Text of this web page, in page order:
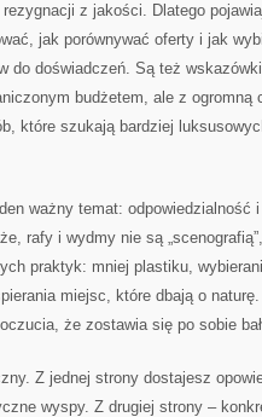
z jakości. Dlatego
jak porównywać oferty i jak
do doświadczeń. Są też
budżetem, ale z
które szukają bardziej
ważny temat: odpowiedzialność
rafy i wydmy nie są
praktyk: mniej plastiku,
miejsc, które dbają o
że zostawia się po sobie
Z jednej strony dostajesz
wyspy. Z drugiej strony –